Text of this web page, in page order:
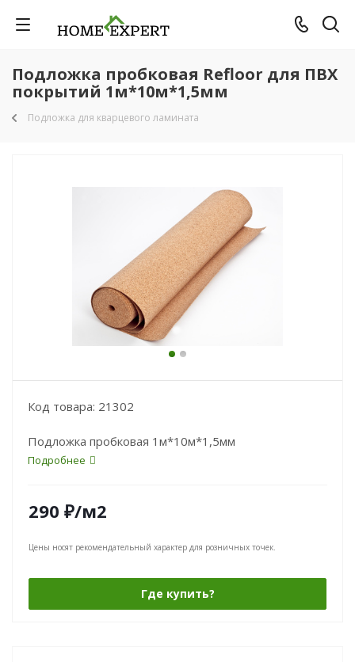
Подложка пробковая Refloor для ПВХ
покрытий 1м*10м*1,5мм
Подложка для кварцевого ламината
Код товара: 21302
Подложка пробковая 1м*10м*1,5мм
Подробнее
290 ₽/м2
Цены носят рекомендательный характер для розничных точек.
Где купить?